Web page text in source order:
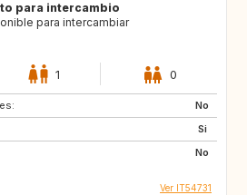
para intercambio
para intercambiar
1 0
No
Si
No
Ver IT54731